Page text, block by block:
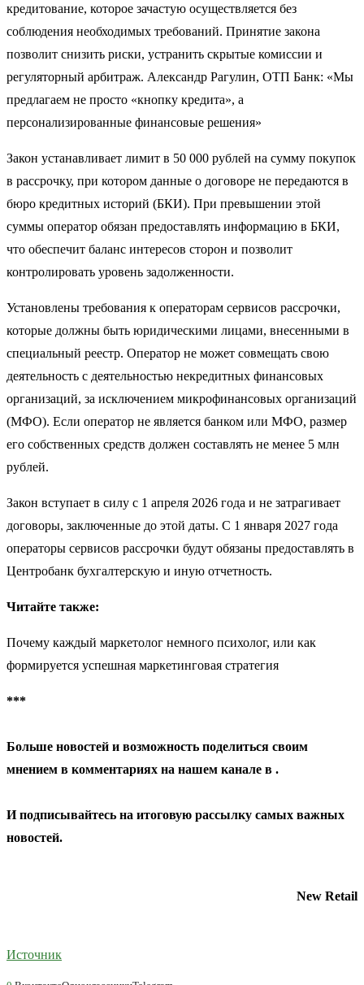
кредитование, которое зачастую осуществляется без
соблюдения необходимых требований. Принятие закона
позволит снизить риски, устранить скрытые комиссии и
регуляторный арбитраж. Александр Рагулин, ОТП Банк: «Мы
предлагаем не просто «кнопку кредита», а
персонализированные финансовые решения»
Закон устанавливает лимит в 50 000 рублей на сумму покупок
в рассрочку, при котором данные о договоре не передаются в
бюро кредитных историй (БКИ). При превышении этой
суммы оператор обязан предоставлять информацию в БКИ,
что обеспечит баланс интересов сторон и позволит
контролировать уровень задолженности.
Установлены требования к операторам сервисов рассрочки,
которые должны быть юридическими лицами, внесенными в
специальный реестр. Оператор не может совмещать свою
деятельность с деятельностью некредитных финансовых
организаций, за исключением микрофинансовых организаций
(МФО). Если оператор не является банком или МФО, размер
его собственных средств должен составлять не менее 5 млн
рублей.
Закон вступает в силу с 1 апреля 2026 года и не затрагивает
договоры, заключенные до этой даты. С 1 января 2027 года
операторы сервисов рассрочки будут обязаны предоставлять в
Центробанк бухгалтерскую и иную отчетность.
Читайте также:
Почему каждый маркетолог немного психолог, или как
формируется успешная маркетинговая стратегия
***
Больше новостей и возможность поделиться своим
мнением в комментариях на нашем канале в .
Иподписывайтесь на итоговую рассылку самых важных
новостей.
New Retail
Источник